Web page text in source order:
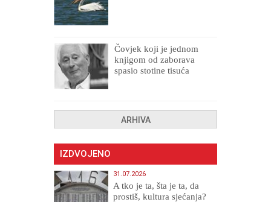
Čovjek koji je jednom
knjigom od zaborava
spasio stotine tisuća
ARHIVA
IZDVOJENO
31.07.2026
A tko je ta, šta je ta, da
prostiš, kultura sjećanja?